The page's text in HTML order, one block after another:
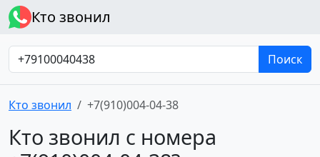
Кто звонил
Поиск
Кто звонил +7(910)004-04-38
Кто звонил с номера